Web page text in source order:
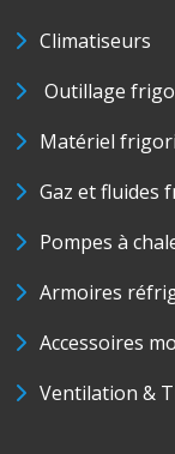
Climatiseurs
Outillage
Matériel
Gaz et fluides
Pompes à
Armoires
Accessoires
Ventilation &